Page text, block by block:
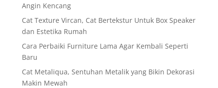
Angin Kencang
Cat Texture Vircan, Cat Bertekstur Untuk Box Speaker
dan Estetika Rumah
Cara Perbaiki Furniture Lama Agar Kembali Seperti
Baru
Cat Metaliqua, Sentuhan Metalik yang Bikin Dekorasi
Makin Mewah